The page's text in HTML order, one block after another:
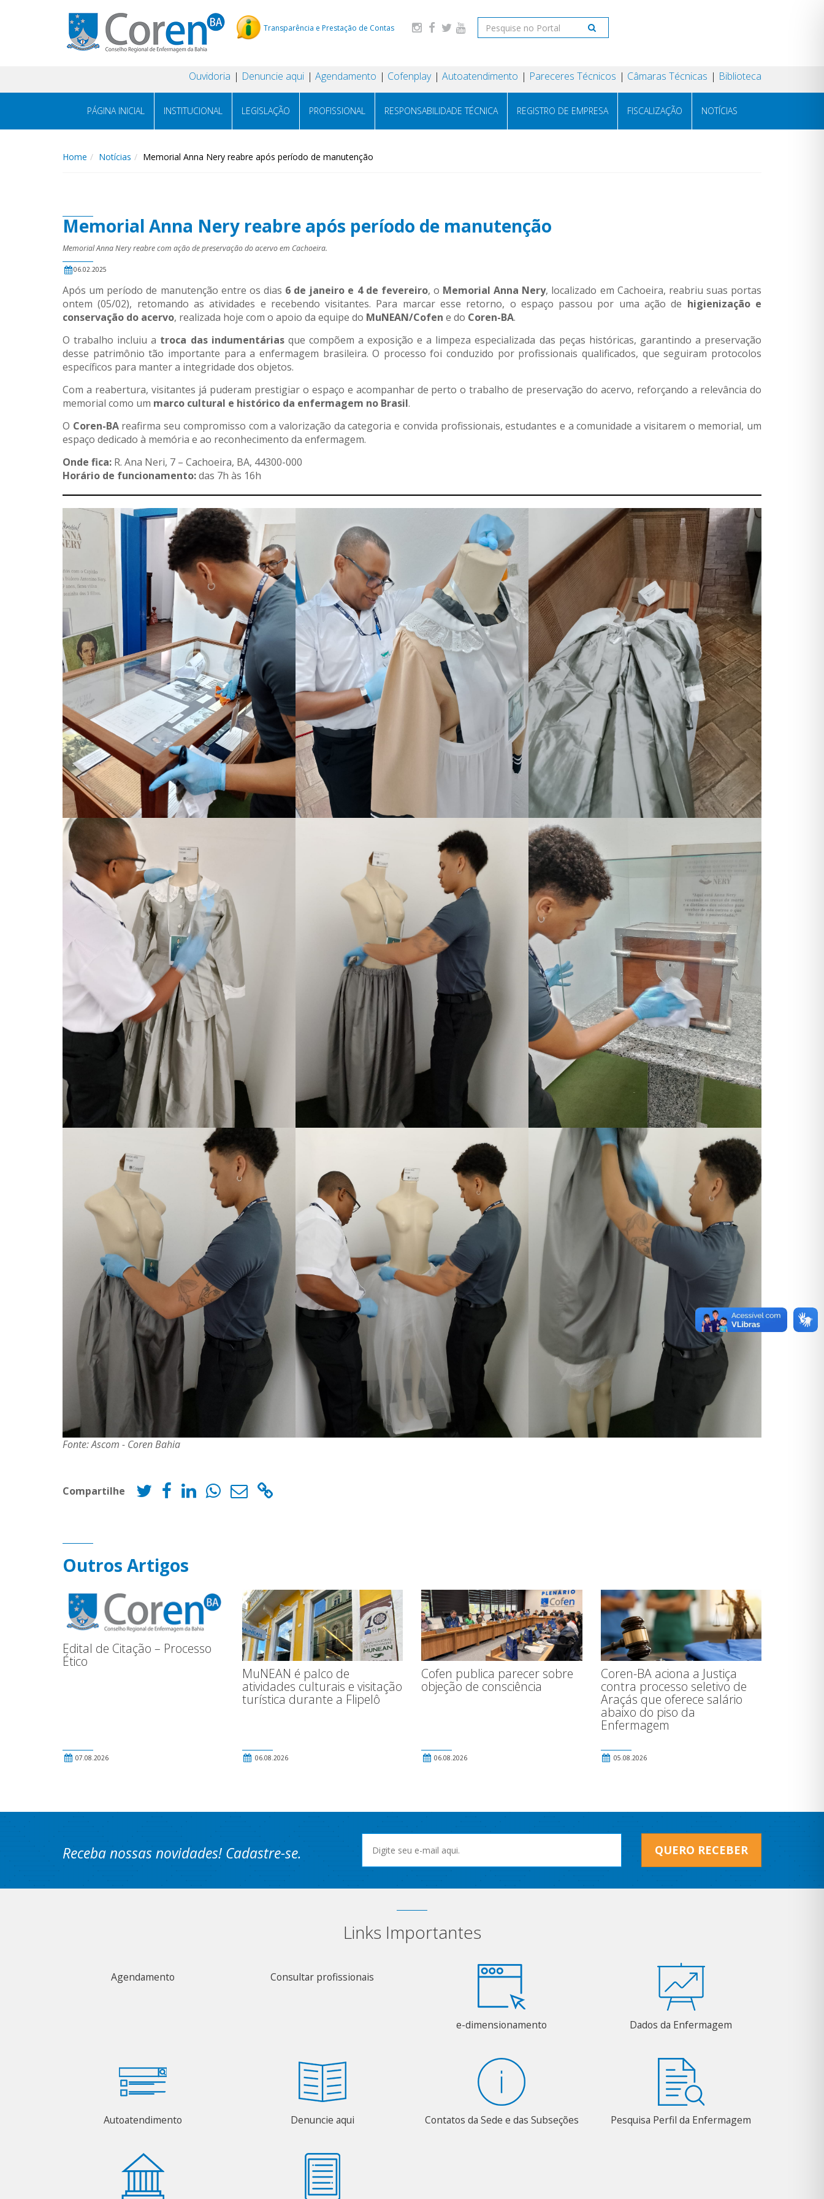
Transparência e Prestação de Contas
Ouvidoria Denuncie aqui Agendamento Cofenplay Autoatendimento Pareceres Técnicos Câmaras Técnicas Biblioteca
PÁGINA INICIAL INSTITUCIONAL LEGISLAÇÃO PROFISSIONAL RESPONSABILIDADE TÉCNICA REGISTRO DE EMPRESA FISCALIZAÇÃO NOTÍCIAS
Home Notícias Memorial Anna Nery reabre após período de manutenção
Memorial Anna Nery reabre após período de manutenção
Memorial Anna Nery reabre com ação de preservação do acervo em Cachoeira.
06.02.2025
Após um período de manutenção entre os dias 6 de janeiro e 4 de fevereiro, o Memorial Anna Nery, localizado em Cachoeira, reabriu suas portas
ontem (05/02), retomando as atividades e recebendo visitantes. Para marcar esse retorno, o espaço passou por uma ação de higienização e
conservação do acervo, realizada hoje com o apoio da equipe do MuNEAN/Cofen e do Coren-BA.
O trabalho incluiu a troca das indumentáriasque compõem a exposição e a limpeza especializada das peças históricas, garantindo a preservação
desse patrimônio tão importante para a enfermagem brasileira. O processo foi conduzido por profissionais qualificados, que seguiram protocolos
específicos para manter a integridade dos objetos.
Com a reabertura, visitantes já puderam prestigiar o espaço e acompanhar de perto o trabalho de preservação do acervo, reforçando a relevância do
memorial como um marco cultural e histórico da enfermagem no Brasil.
O Coren-BAreafirma seu compromisso com a valorização da categoria e convida profissionais, estudantes e a comunidade a visitarem o memorial, um
espaço dedicado à memória e ao reconhecimento da enfermagem.
Onde fica: R. Ana Neri, 7 – Cachoeira, BA, 44300-000
Horário de funcionamento:das 7h às 16h
Fonte: Ascom - Coren Bahia
Compartilhe
Outros Artigos
Edital de Citação – Processo
Ético
07.08.2026
MuNEAN é palco de
atividades culturais e visitação
turística durante a Flipelô
06.08.2026
Cofen publica parecer sobre
objeção de consciência
06.08.2026
Coren-BA aciona a Justiça
contra processo seletivo de
Araçás que oferece salário
abaixo do piso da
Enfermagem
05.08.2026
Receba nossas novidades! Cadastre-se. QUERO RECEBER
Links Importantes
Agendamento Consultar profissionais
e-dimensionamento Dados da Enfermagem
Autoatendimento Denuncie aqui Contatos da Sede e das Subseções Pesquisa Perfil da Enfermagem